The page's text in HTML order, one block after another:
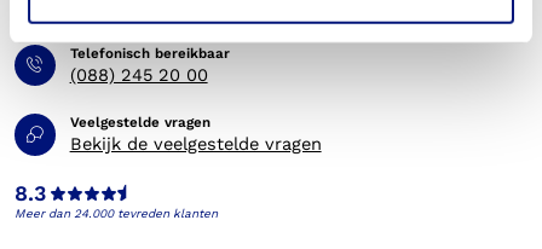
Telefonisch bereikbaar
(088) 245 20 00
Veelgestelde vragen
Bekijk de veelgestelde vragen
8.3
Meer dan 24.000 tevreden klanten